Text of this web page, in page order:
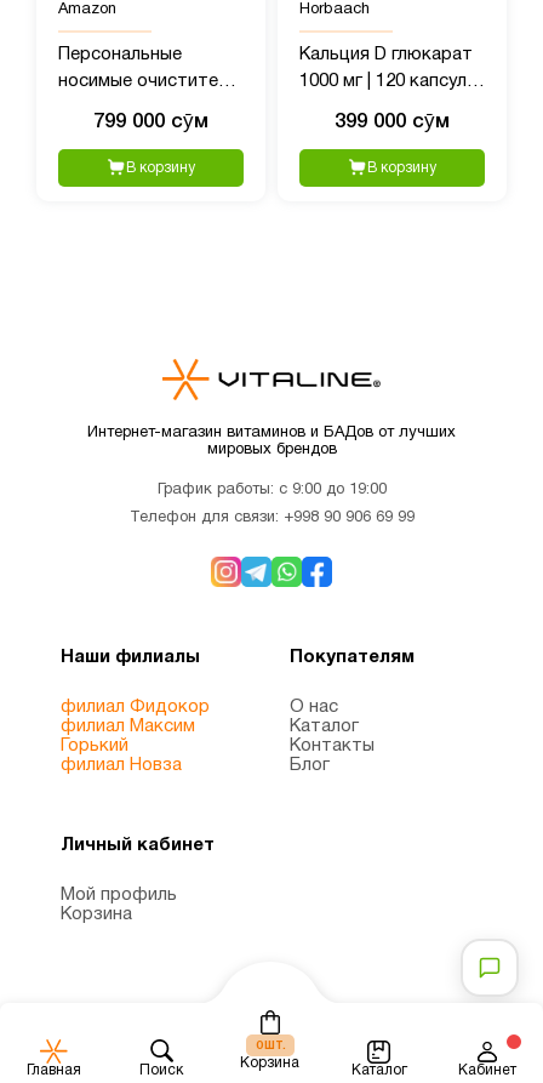
Amazon
Персональные
носимые очистители
мини-очиститель
воздуха
799 000 сӯм
В корзину
Horbaach
Кальция D глюкарат
1000 мг | 120 капсул |
399 000 сӯм
В корзину
Главная Поиск
0шт.
Корзина
Каталог Кабинет
Интернет-магазин витаминов и БАДов от лучших
мировых брендов
График работы: с 9:00 до 19:00
Телефон для связи: +998 90 906 69 99
Наши филиалы
филиал Фидокор
филиал Максим
Горький
филиал Новза
Покупателям
О нас
Каталог
Контакты
Блог
Личный кабинет
Мой профиль
Корзина